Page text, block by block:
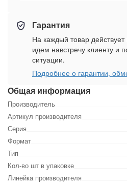
Общая информация
Производитель
Артикул производителя
Серия
Формат
Тип
Кол-во шт в упаковке
Линейка производителя
Гарантия
На каждый товар
идем навстречу клиенту и
ситуации.
Подробнее о гарантии,